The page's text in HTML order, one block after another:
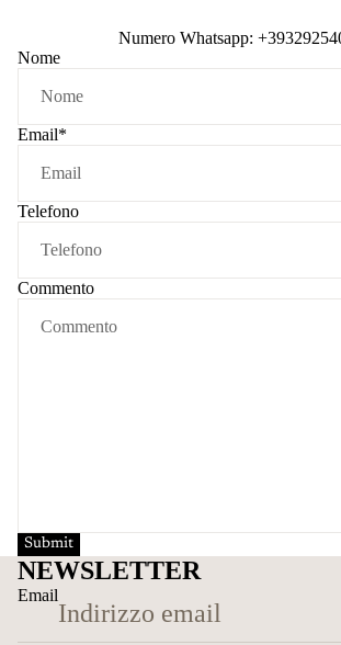
Numero Whatsapp:
Nome
Email*
Telefono
Commento
Submit
NEWSLETTER
Email